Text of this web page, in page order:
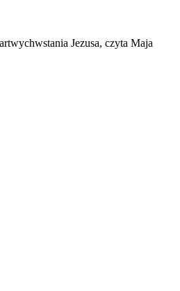
Jezusa, czyta Maja